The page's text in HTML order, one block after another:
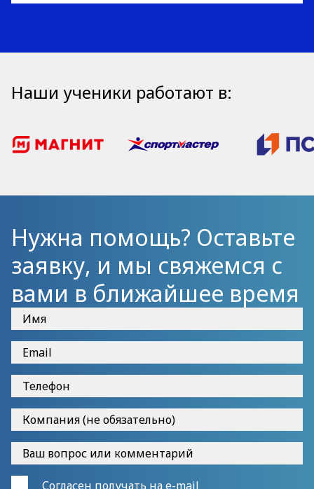
Наши ученики работают в:
Нужна помощь? Оставьте
заявку, и мы свяжемся с
вами в ближайшее время
Согласен получать на e-mail